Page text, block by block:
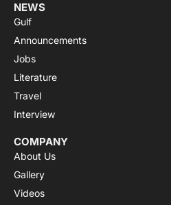
NEWS
Gulf
Announcements
Jobs
Literature
Travel
Interview
COMPANY
About Us
Gallery
Videos